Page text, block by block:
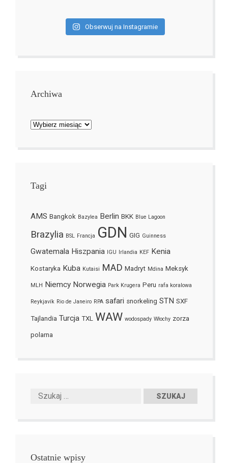
Obserwuj na Instagramie
Archiwa
Archiwa
Tagi
AMS Bangkok Bazylea Berlin BKK Blue Lagoon
Brazylia BSL Francja GDN GIG Guinness
Gwatemala Hiszpania IGU Irlandia KEF Kenia
Kostaryka Kuba Kutaisi MAD Madryt Mdina Meksyk
MLH Niemcy Norwegia Park Krugera Peru rafa koralowa
Reykjavík Rio de Janeiro RPA safari snorkeling STN SXF
Tajlandia Turcja TXL WAW wodospady Włochy zorza
polarna
Ostatnie wpisy